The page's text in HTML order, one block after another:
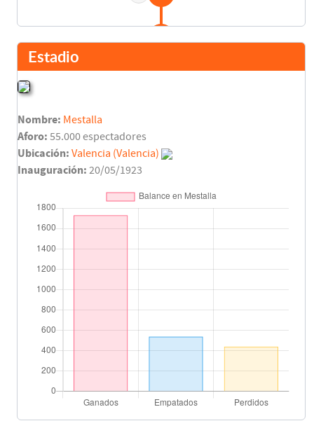
Picolín Reig
José Richart
Antonio Aparicio 73'
Estadio
Nombre: Mestalla
Aforo: 55.000 espectadores
Ubicación: Valencia (Valencia)
Inauguración: 20/05/1923